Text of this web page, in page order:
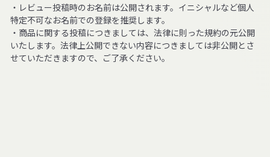
・レビュー投稿時のお名前は公開されます。イニシャルなど個人
特定不可なお名前での登録を推奨します。
・商品に関する投稿につきましては、法律に則った規約の元公開
いたします。法律上公開できない内容につきましては非公開とさ
せていただきますので、ご了承ください。